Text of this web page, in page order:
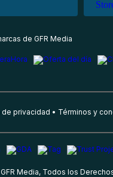
de GFR Media
de privacidad Términos y
GFR Media, Todos los